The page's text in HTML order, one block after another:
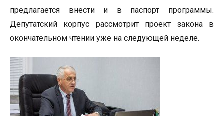
предлагается внести и в паспорт программы.
Депутатский корпус рассмотрит проект закона в
окончательном чтении уже на следующей неделе.